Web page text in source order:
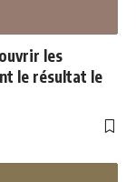
les
le résultat le